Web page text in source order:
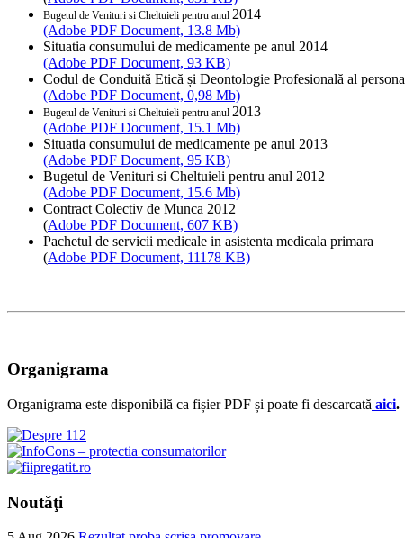
Bugetul de Venituri si Cheltuieli pentru anul 2014
(Adobe PDF Document, 13.8 Mb)
Situatia consumului de medicamente pe anul 2014
(Adobe PDF Document, 93 KB)
Codul de Conduită Etică și Deontologie Profesională al
(Adobe PDF Document, 0,98 Mb)
Bugetul de Venituri si Cheltuieli pentru anul 2013
(Adobe PDF Document, 15.1 Mb)
Situatia consumului de medicamente pe anul 2013
(Adobe PDF Document, 95 KB)
Bugetul de Venituri si Cheltuieli pentru anul 2012
(Adobe PDF Document, 15.6 Mb)
Contract Colectiv de Munca 2012
(Adobe PDF Document, 607 KB)
Pachetul de servicii medicale in asistenta medicala primara
(Adobe PDF Document, 11178 KB)
Organigrama
Organigrama este disponibilă ca fișier PDF și poate fi descarcată aici.
Noutăţi